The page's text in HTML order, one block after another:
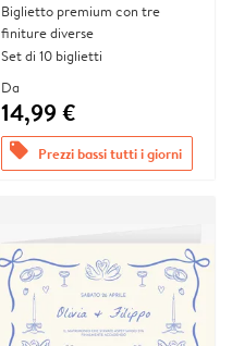
Biglietto premium con tre
finiture diverse
Set di 10 biglietti
Da
14,99 €
offers Prezzi bassi tutti i giorni